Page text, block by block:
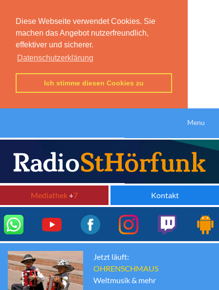
Diese Webseite verwendet Cookies. Sie
machen das Angebot nutzerfreundlich,
effektiver und sicherer.
Datenschutzerklärung
Ich stimme diesen Cookies zu
Menu
Mediathek+7 Kontakt
Jetzt läuft:
OHRENSCHMAUS
Weltmusik & mehr